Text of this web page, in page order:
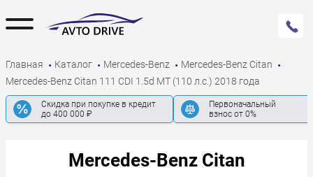
Главная Каталог Mercedes-Benz
Mercedes-Benz Citan
Mercedes-Benz Citan 111 CDI 1.5d MT (110 л.с.) 2018 года
Скидка при покупке в кредит
до 400 000 ₽
Первоначальный
взнос от 0%
Mercedes-Benz Citan